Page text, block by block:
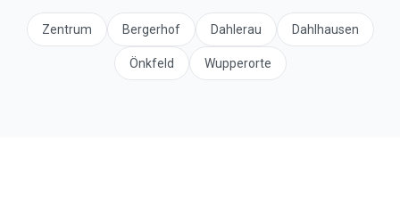
Zentrum Bergerhof Dahlerau Dahlhausen
Önkfeld Wupperorte